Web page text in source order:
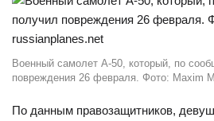
Военный самолет А-50, который, по
повреждения 26 февраля. Фото: Maxim
По данным правозащитников,